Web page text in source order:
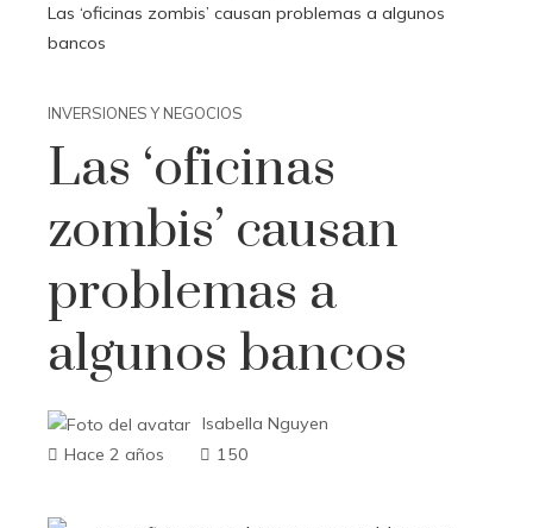
Las ‘oficinas zombis’ causan problemas a algunos
bancos
INVERSIONES Y NEGOCIOS
Las ‘oficinas
zombis’ causan
problemas a
algunos bancos
Isabella Nguyen
Hace 2 años
150